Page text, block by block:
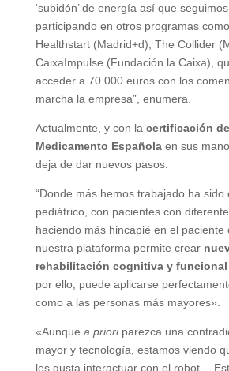
‘subidón’ de energía así que
participando en otros programas
Healthstart (Madrid+d), The Collider
CaixaImpulse (Fundación la Caixa),
acceder a 70.000 euros con los
marcha la empresa”, enumera.
Actualmente, y con la certificación
Medicamento Españolaen sus
deja de dar nuevos pasos.
“Donde más hemos trabajado ha sido
pediátrico, con pacientes con
haciendo más hincapié en el paciente
nuestra plataforma permite crear
rehabilitación cognitiva y
por ello, puede aplicarse
como a las personas más mayores».
«Aunque a prioriparezca una
mayor y tecnología, estamos viendo
les gusta interactuar con el robot…